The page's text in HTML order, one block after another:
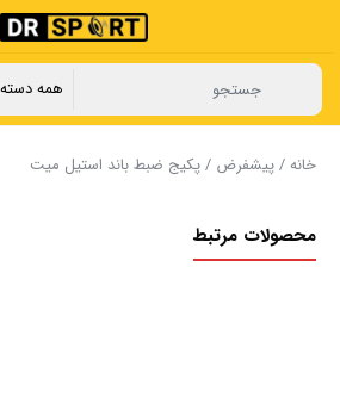
خانه/پیشفرض / پکیج ضبط باند استیل میت
محصولات مرتبط